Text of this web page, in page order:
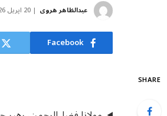
عبدالظاهر هروی 20 اپریل 2026
Facebook
SHARE